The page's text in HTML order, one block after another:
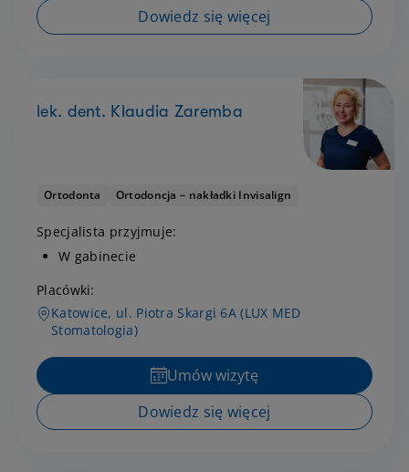
Dowiedz się więcej
lek. dent. Klaudia Zaremba
Ortodonta Ortodoncja – nakładki Invisalign
Specjalista przyjmuje:
W gabinecie
Placówki:
Katowice, ul. Piotra Skargi 6A (LUX MED
Stomatologia)
Umów wizytę
Dowiedz się więcej